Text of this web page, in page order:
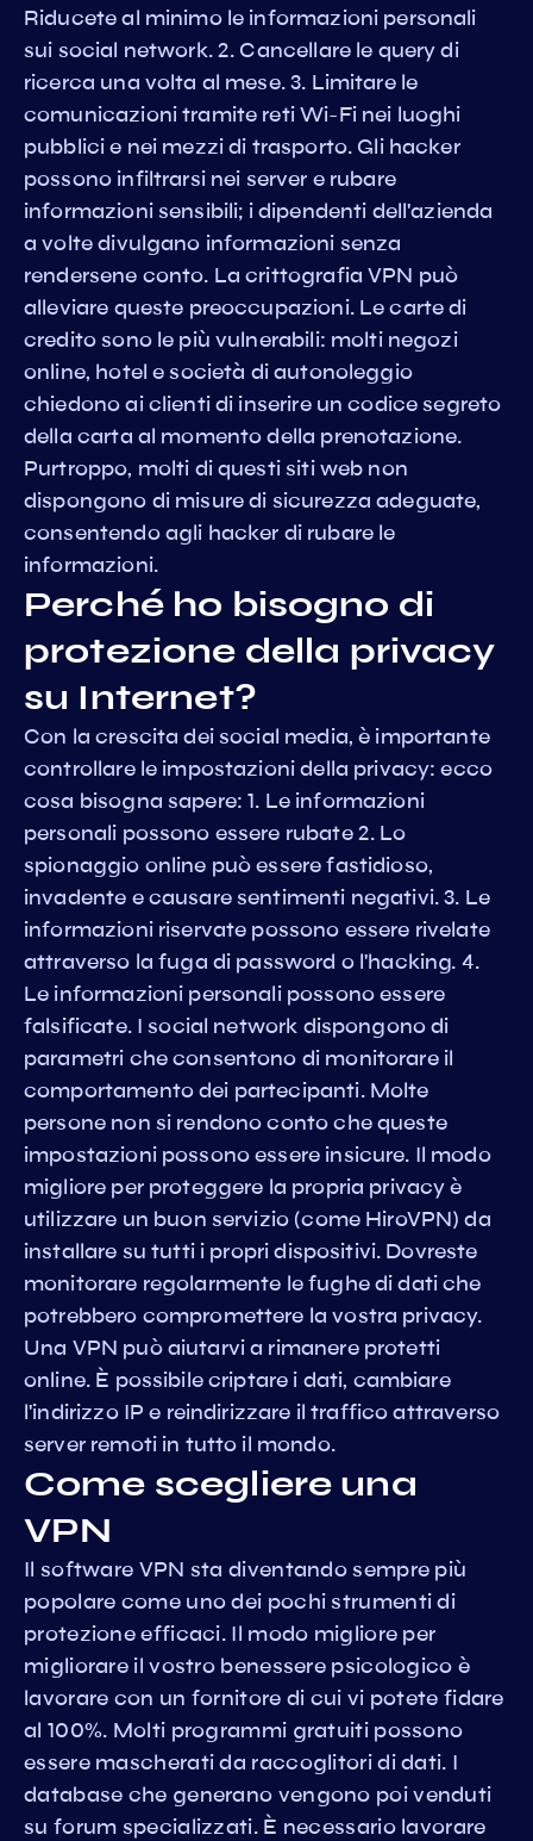
Riducete al minimo le informazioni personali
sui social network. 2. Cancellare le query di
ricerca una volta al mese. 3. Limitare le
comunicazioni tramite reti Wi-Fi nei luoghi
pubblici e nei mezzi di trasporto. Gli hacker
possono infiltrarsi nei server e rubare
informazioni sensibili; i dipendenti dell'azienda
a volte divulgano informazioni senza
rendersene conto. La crittografia VPN può
alleviare queste preoccupazioni. Le carte di
credito sono le più vulnerabili: molti negozi
online, hotel e società di autonoleggio
chiedono ai clienti di inserire un codice segreto
della carta al momento della prenotazione.
Purtroppo, molti di questi siti web non
dispongono di misure di sicurezza adeguate,
consentendo agli hacker di rubare le
informazioni.
Perché ho bisogno di
protezione della privacy
su Internet?
Con la crescita dei social media, è importante
controllare le impostazioni della privacy: ecco
cosa bisogna sapere: 1. Le informazioni
personali possono essere rubate 2. Lo
spionaggio online può essere fastidioso,
invadente e causare sentimenti negativi. 3. Le
informazioni riservate possono essere rivelate
attraverso la fuga di password o l'hacking. 4.
Le informazioni personali possono essere
falsificate. I social network dispongono di
parametri che consentono di monitorare il
comportamento dei partecipanti. Molte
persone non si rendono conto che queste
impostazioni possono essere insicure. Il modo
migliore per proteggere la propria privacy è
utilizzare un buon servizio (come HiroVPN) da
installare su tutti i propri dispositivi. Dovreste
monitorare regolarmente le fughe di dati che
potrebbero compromettere la vostra privacy.
Una VPN può aiutarvi a rimanere protetti
online. È possibile criptare i dati, cambiare
l'indirizzo IP e reindirizzare il traffico attraverso
server remoti in tutto il mondo.
Come scegliere una
VPN
Il software VPN sta diventando sempre più
popolare come uno dei pochi strumenti di
protezione efficaci. Il modo migliore per
migliorare il vostro benessere psicologico è
lavorare con un fornitore di cui vi potete fidare
al 100%. Molti programmi gratuiti possono
essere mascherati da raccoglitori di dati. I
database che generano vengono poi venduti
su forum specializzati. È necessario lavorare